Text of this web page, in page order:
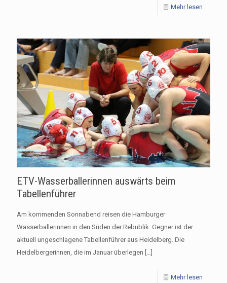
Mehr lesen
ETV-Wasserballerinnen auswärts beim
Tabellenführer
Am kommenden Sonnabend reisen die Hamburger
Wasserballerinnen in den Süden der Rebublik. Gegner ist der
aktuell ungeschlagene Tabellenführer aus Heidelberg. Die
Heidelbergerinnen, die im Januar überlegen […]
Mehr lesen